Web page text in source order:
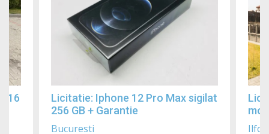
Licitatie: Iphone 12 Pro Max sigilat
256 GB + Garantie
Bucuresti Ilfov